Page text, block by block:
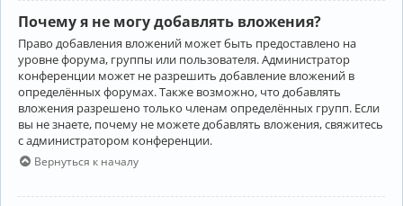
Почему я не могу добавлять вложения?
Право добавления вложений может быть предоставлено на
уровне форума, группы или пользователя. Администратор
конференции может не разрешить добавление вложений в
определённых форумах. Также возможно, что добавлять
вложения разрешено только членам определённых групп. Если
вы не знаете, почему не можете добавлять вложения, свяжитесь
с администратором конференции.
Вернуться к началу